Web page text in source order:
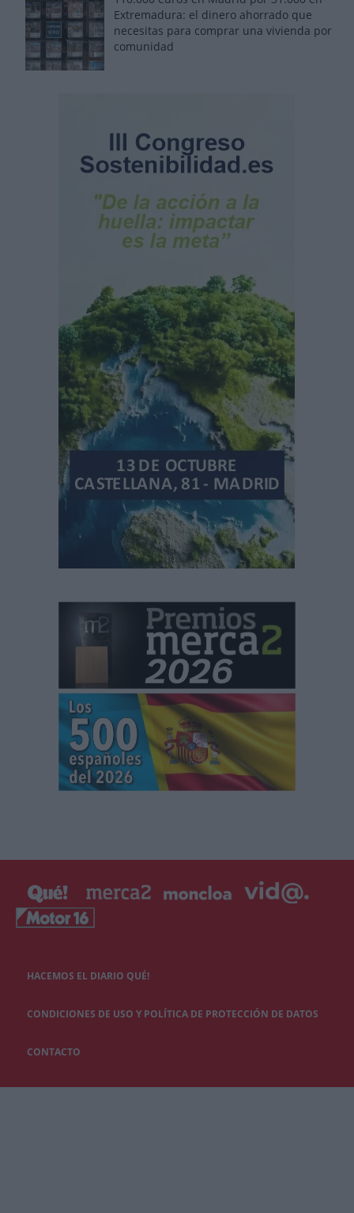
Extremadura: el dinero ahorrado que
necesitas para comprar una vivienda por
comunidad
HACEMOS EL DIARIO QUÉ!
CONDICIONES DE USO Y POLÍTICA DE PROTECCIÓN DE DATOS
CONTACTO